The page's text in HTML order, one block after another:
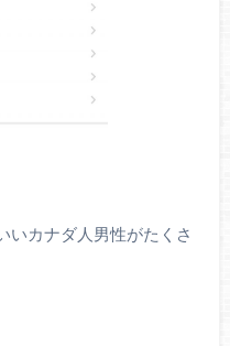
いカナダ人男性がたくさ